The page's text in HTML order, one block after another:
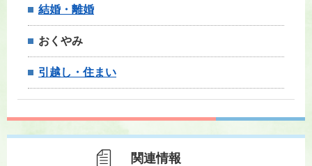
結婚・離婚
おくやみ
引越し・住まい
関連情報